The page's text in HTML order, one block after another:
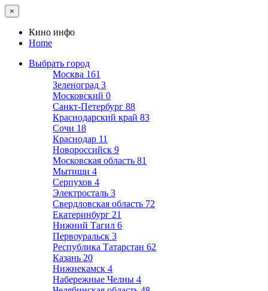
×
Кино инфо
Home
Выбрать город
Москва 161
Зеленоград 3
Московский 0
Санкт-Петербург 88
Краснодарский край 83
Сочи 18
Краснодар 11
Новороссийск 9
Московская область 81
Мытищи 4
Серпухов 4
Электросталь 3
Свердловская область 72
Екатеринбург 21
Нижний Тагил 6
Первоуральск 3
Республика Татарстан 62
Казань 20
Нижнекамск 4
Набережные Челны 4